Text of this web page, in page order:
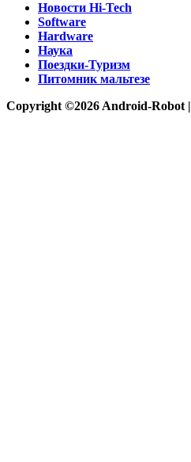
Новости Hi-Tech
Software
Hardware
Наука
Поездки-Туризм
Питомник мальтезе
Copyright ©2026 Android-Robot |